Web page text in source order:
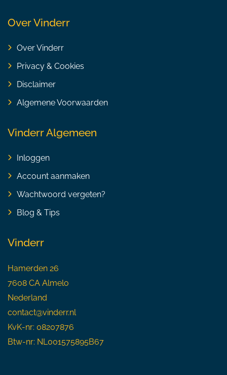
Over Vinderr
Over Vinderr
Privacy & Cookies
Disclaimer
Algemene Voorwaarden
Vinderr Algemeen
Inloggen
Account aanmaken
Wachtwoord vergeten?
Blog & Tips
Vinderr
Hamerden 26
7608 CA Almelo
Nederland
contact@vinderr.nl
KvK-nr: 08207876
Btw-nr: NL001575895B67